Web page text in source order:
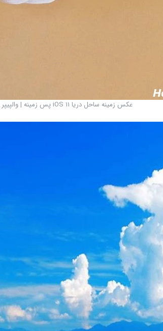
عکس زمینه ساحل دریا iOS 11 پس زمینه | والپیپر گرام